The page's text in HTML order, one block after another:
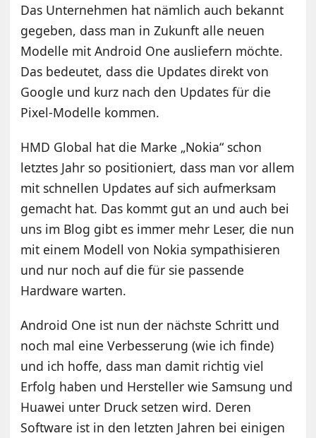
Das Unternehmen hat nämlich auch bekannt
gegeben, dass man in Zukunft alle neuen
Modelle mit Android One ausliefern möchte.
Das bedeutet, dass die Updates direkt von
Google und kurz nach den Updates für die
Pixel-Modelle kommen.
HMD Global hat die Marke „Nokia“ schon
letztes Jahr so positioniert, dass man vor allem
mit schnellen Updates auf sich aufmerksam
gemacht hat. Das kommt gut an und auch bei
uns im Blog gibt es immer mehr Leser, die nun
mit einem Modell von Nokia sympathisieren
und nur noch auf die für sie passende
Hardware warten.
Android One ist nun der nächste Schritt und
noch mal eine Verbesserung (wie ich finde)
und ich hoffe, dass man damit richtig viel
Erfolg haben und Hersteller wie Samsung und
Huawei unter Druck setzen wird. Deren
Software ist in den letzten Jahren bei einigen